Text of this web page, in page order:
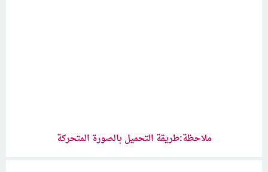
ملاحظة:طريقة التحميل بالصورة المتحركة